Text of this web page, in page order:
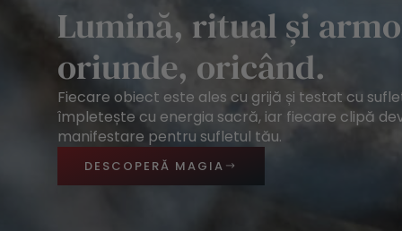
Lumină, ritual și
oriunde, oricând.
Fiecare obiect este ales cu grijă și testat cu
împletește cu energia sacră, iar fiecare clipă
manifestare pentru sufletul tău.
DESCOPERĂ MAGIA